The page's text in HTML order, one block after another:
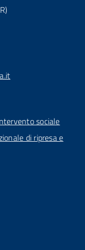
sociale
di ripresa e